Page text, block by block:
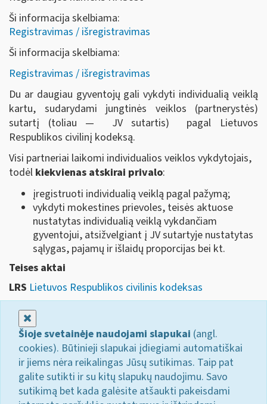
Ši informacija skelbiama:
Registravimas / išregistravimas
Ši informacija skelbiama:
Registravimas / išregistravimas
Du ar daugiau gyventojų gali vykdyti individualią veiklą
kartu, sudarydami jungtinės veiklos (partnerystės)
sutartį (toliau — JV sutartis) pagal Lietuvos
Respublikos civilinį kodeksą.
Visi partneriai laikomi individualios veiklos vykdytojais,
todėl kiekvienas atskirai privalo:
įregistruoti individualią veiklą pagal pažymą;
vykdyti mokestines prievoles, teisės aktuose
nustatytas individualią veiklą vykdančiam
gyventojui, atsižvelgiant į JV sutartyje nustatytas
sąlygas, pajamų ir išlaidų proporcijas bei kt.
Teises aktai
LRS Lietuvos Respublikos civilinis kodeksas
Šioje svetainėje naudojami slapukai (angl.
cookies). Būtinieji slapukai įdiegiami automatiškai
ir jiems nėra reikalingas Jūsų sutikimas. Taip pat
galite sutikti ir su kitų slapukų naudojimu. Savo
sutikimą bet kada galėsite atšaukti pakeisdami